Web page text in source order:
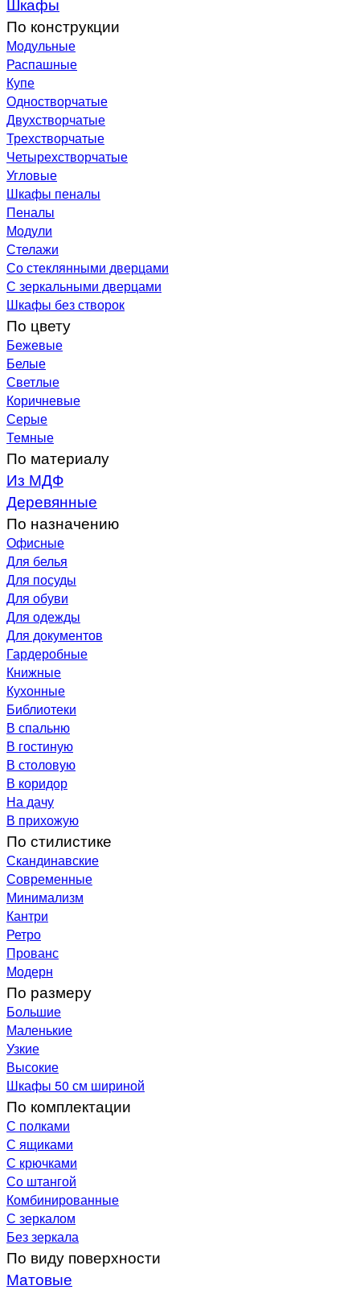
По конструкции
Модульные
Распашные
Купе
Одностворчатые
Двухстворчатые
Трехстворчатые
Четырехстворчатые
Угловые
Шкафы пеналы
Пеналы
Модули
Стелажи
Со стеклянными дверцами
С зеркальными дверцами
Шкафы без створок
По цвету
Бежевые
Белые
Светлые
Коричневые
Серые
Темные
По материалу
Из МДФ
Деревянные
По назначению
Офисные
Для белья
Для посуды
Для обуви
Для одежды
Для документов
Гардеробные
Книжные
Кухонные
Библиотеки
В спальню
В гостиную
В столовую
В коридор
На дачу
В прихожую
По стилистике
Скандинавские
Современные
Минимализм
Кантри
Ретро
Прованс
Модерн
По размеру
Большие
Маленькие
Узкие
Высокие
Шкафы 50 см шириной
По комплектации
С полками
С ящиками
С крючками
Со штангой
Комбинированные
С зеркалом
Без зеркала
По виду поверхности
Матовые